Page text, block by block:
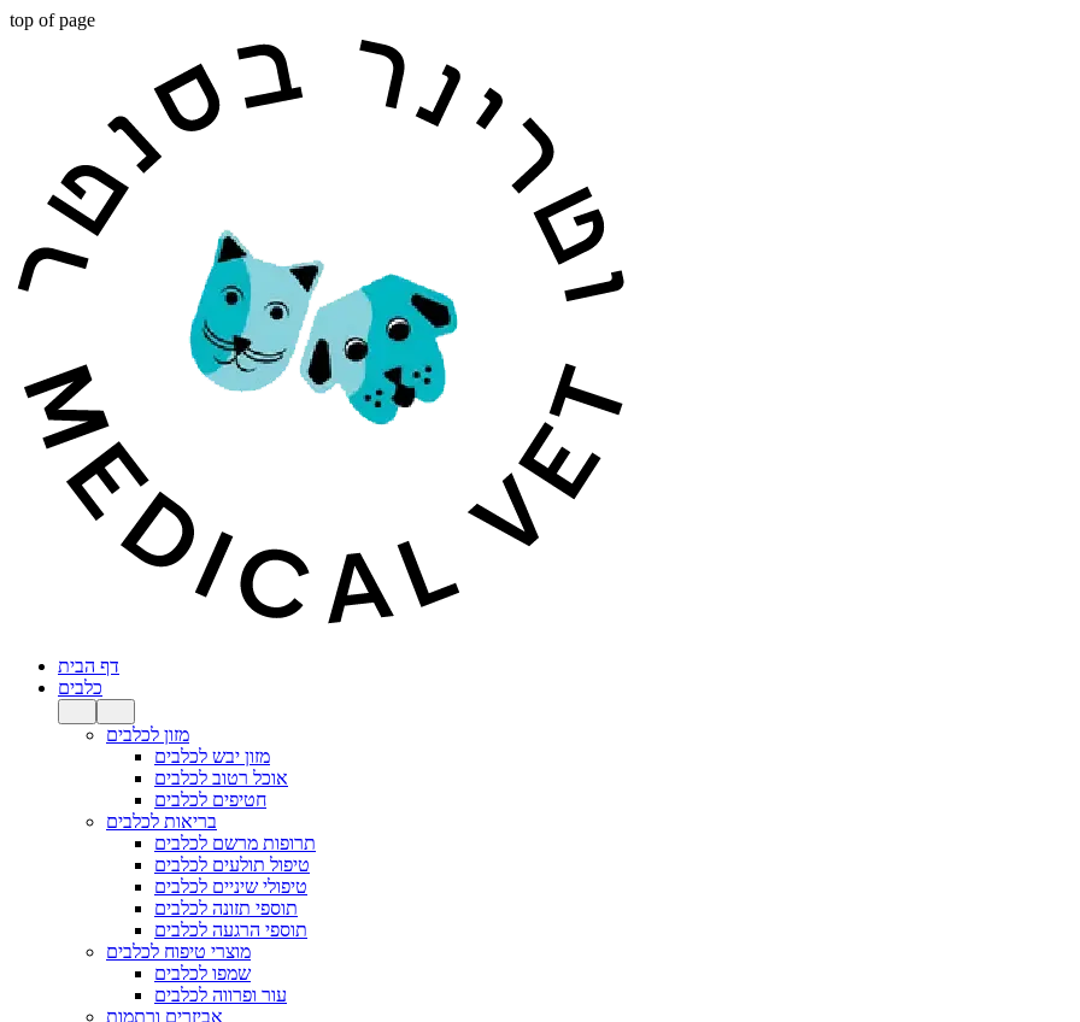
top of page
דף הבית
כלבים
מזון לכלבים
מזון יבש לכלבים
אוכל רטוב לכלבים
חטיפים לכלבים
בריאות לכלבים
תרופות מרשם לכלבים
טיפול תולעים לכלבים
טיפולי שיניים לכלבים
תוספי תזונה לכלבים
תוספי הרגעה לכלבים
מוצרי טיפוח לכלבים
שמפו לכלבים
עור ופרווה לכלבים
אביזרים ורתמות